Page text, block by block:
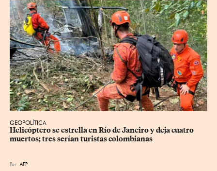
GEOPOLÍTICA
Helicóptero se estrella en Río de Janeiro y deja cuatro
muertos; tres serían turistas colombianas
Por AFP